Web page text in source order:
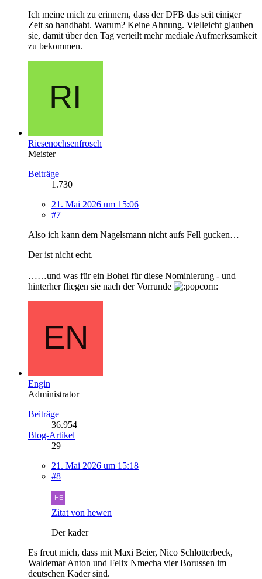
Ich meine mich zu erinnern, dass der DFB das seit einiger
Zeit so handhabt. Warum? Keine Ahnung. Vielleicht glauben
sie, damit über den Tag verteilt mehr mediale Aufmerksamkeit
zu bekommen.
Riesenochsenfrosch
Meister
Beiträge
1.730
21. Mai 2026 um 15:06
#7
Also ich kann dem Nagelsmann nicht aufs Fell gucken…
Der ist nicht echt.
……und was für ein Bohei für diese Nominierung - und
hinterher fliegen sie nach der Vorrunde
Engin
Administrator
Beiträge
36.954
Blog-Artikel
29
21. Mai 2026 um 15:18
#8
Zitat von hewen
Der kader
Es freut mich, dass mit Maxi Beier, Nico Schlotterbeck,
Waldemar Anton und Felix Nmecha vier Borussen im
deutschen Kader sind.